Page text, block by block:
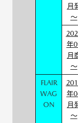
月
～
年
月
～
FLAIR
WAG
ON
年
月
～